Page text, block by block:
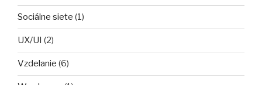
Sociálne siete (1)
UX/UI (2)
Vzdelanie (6)